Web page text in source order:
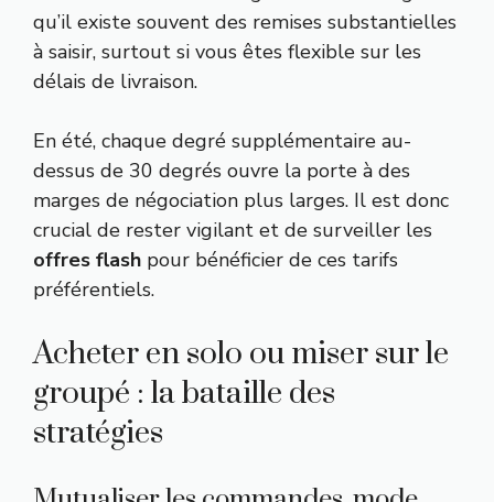
qu’il existe souvent des remises substantielles
à saisir, surtout si vous êtes flexible sur les
délais de livraison.
En été, chaque degré supplémentaire au-
dessus de 30 degrés ouvre la porte à des
marges de négociation plus larges. Il est donc
crucial de rester vigilant et de surveiller les
offres flash pour bénéficier de ces tarifs
préférentiels.
Acheter en solo ou miser sur le
groupé : la bataille des
stratégies